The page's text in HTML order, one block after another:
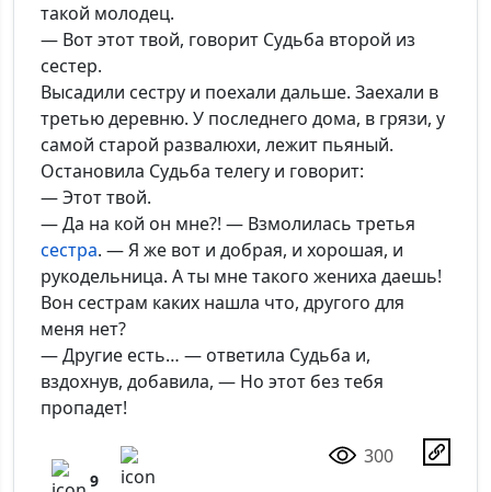
такой молодец.
— Вот этот твой, говорит Судьба второй из
сестер.
Высадили сестру и поехали дальше. Заехали в
третью деревню. У последнего дома, в грязи, у
самой старой развалюхи, лежит пьяный.
Остановила Судьба телегу и говорит:
— Этот твой.
— Да на кой он мне?! — Взмолилась третья
сестра. — Я же вот и добрая, и хорошая, и
рукодельница. А ты мне такого жениха даешь!
Вон сестрам каких нашла что, другого для
меня нет?
— Другие есть… — ответила Судьба и,
вздохнув, добавила, — Но этот без тебя
пропадет!
9
300